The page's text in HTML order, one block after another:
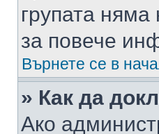
групата
за повече
Върнете се в
» Как да
Ако